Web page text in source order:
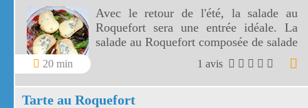
20 min
Avec le retour de l'été, la salade au
Roquefort sera une entrée idéale. La
salade au Roquefort composée de salade
verte, de tomates, d'haricots verts et du
jambon de pays a tous les atouts pour
plaire.
1 avis
Tarte au Roquefort